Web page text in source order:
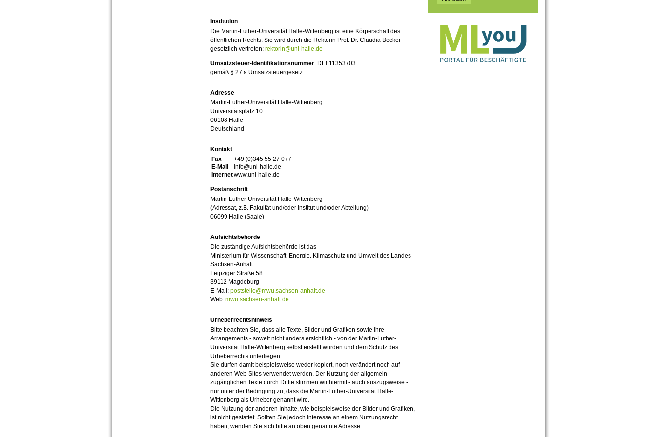
Institution
Die Martin-Luther-Universität Halle-Wittenberg ist eine Körperschaft des
öffentlichen Rechts. Sie wird durch die Rektorin Prof. Dr. Claudia Becker
gesetzlich vertreten: rektorin@uni-halle.de
Umsatzsteuer-Identifikationsnummer DE811353703
gemäß § 27 a Umsatzsteuergesetz
Adresse
Martin-Luther-Universität Halle-Wittenberg
Universitätsplatz 10
06108 Halle
Deutschland
Kontakt
Fax
+49 (0)345 55 27 077
E-Mail
info@uni-halle.de
Internetwww.uni-halle.de
Postanschrift
Martin-Luther-Universität Halle-Wittenberg
(Adressat, z.B. Fakultät und/oder Institut und/oder Abteilung)
06099 Halle (Saale)
Aufsichtsbehörde
Die zuständige Aufsichtsbehörde ist das
Ministerium für Wissenschaft, Energie, Klimaschutz und Umwelt des Landes
Sachsen-Anhalt
Leipziger Straße 58
39112 Magdeburg
E-Mail: poststelle@mwu.sachsen-anhalt.de
Web: mwu.sachsen-anhalt.de
Urheberrechtshinweis
Bitte beachten Sie, dass alle Texte, Bilder und Grafiken sowie ihre
Arrangements - soweit nicht anders ersichtlich - von der Martin-Luther-
Universität Halle-Wittenberg selbst erstellt wurden und dem Schutz des
Urheberrechts unterliegen.
Sie dürfen damit beispielsweise weder kopiert, noch verändert noch auf
anderen Web-Sites verwendet werden. Der Nutzung der allgemein
zugänglichen Texte durch Dritte stimmen wir hiermit - auch auszugsweise -
nur unter der Bedingung zu, dass die Martin-Luther-Universität Halle-
Wittenberg als Urheber genannt wird.
Die Nutzung der anderen Inhalte, wie beispielsweise der Bilder und Grafiken,
ist nicht gestattet. Sollten Sie jedoch Interesse an einem Nutzungsrecht
haben, wenden Sie sich bitte an oben genannte Adresse.